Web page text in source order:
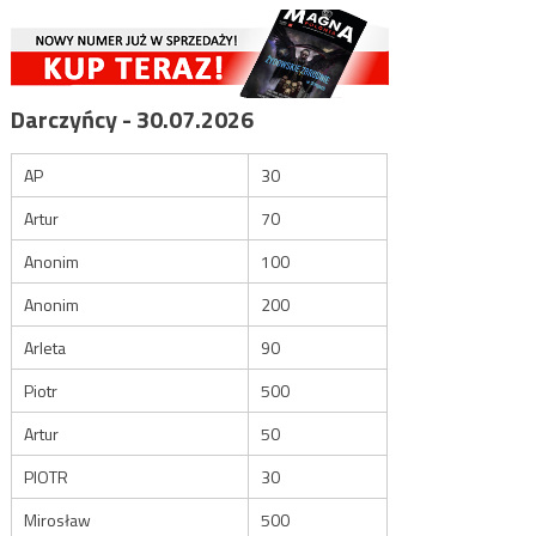
Darczyńcy - 30.07.2026
AP
30
Artur
70
Anonim
100
Anonim
200
Arleta
90
Piotr
500
Artur
50
PIOTR
30
Mirosław
500